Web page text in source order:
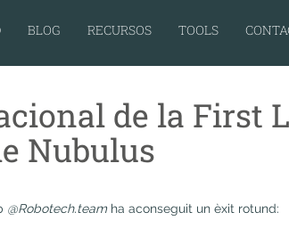
BLOG RECURSOS TOOLS
de la First
Nubulus
@Robotech.teamha aconseguit un èxit rotund: